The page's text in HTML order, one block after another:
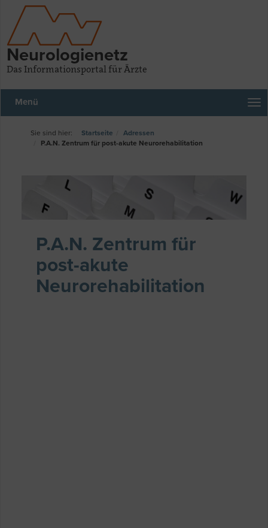
Neurologienetz
Das Informationsportal für Ärzte
Menü
Startseite Adressen
P.A.N. Zentrum für post-akute Neurorehabilitation
P.A.N. Zentrum für
post-akute
Neurorehabilitation